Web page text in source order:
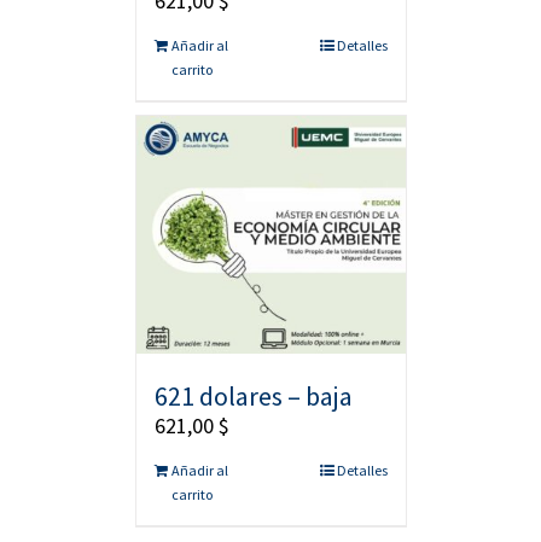
Añadir al
carrito
Detalles
621 dolares – baja
621,00$
Añadir al
carrito
Detalles